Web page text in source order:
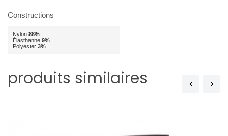
Constructions
Nylon 88%
Élasthanne 9%
Polyester 3%
produits similaires